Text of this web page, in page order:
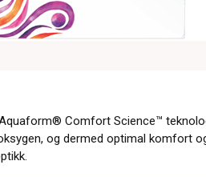
Comfort Science™
og dermed optimal komfort